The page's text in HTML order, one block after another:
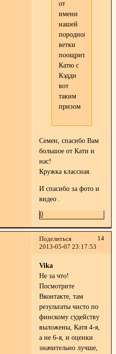
от
имени
нашей
породной
ветки
поощрить
Катю с
Кэдди
вот
таким
призом
Семен, спасибо Вам
большое от Кати и
нас!
Кружка классная.
И спасибо за фото и
видео
0
Поделиться
14
2013-05-07 23:17:53
Vika
Не за что!
Посмотрите
Вконтакте, там
результаты чисто по
финскому судейству
выложены, Катя 4-я,
а не 6-я, и оценки
значительно лучше,